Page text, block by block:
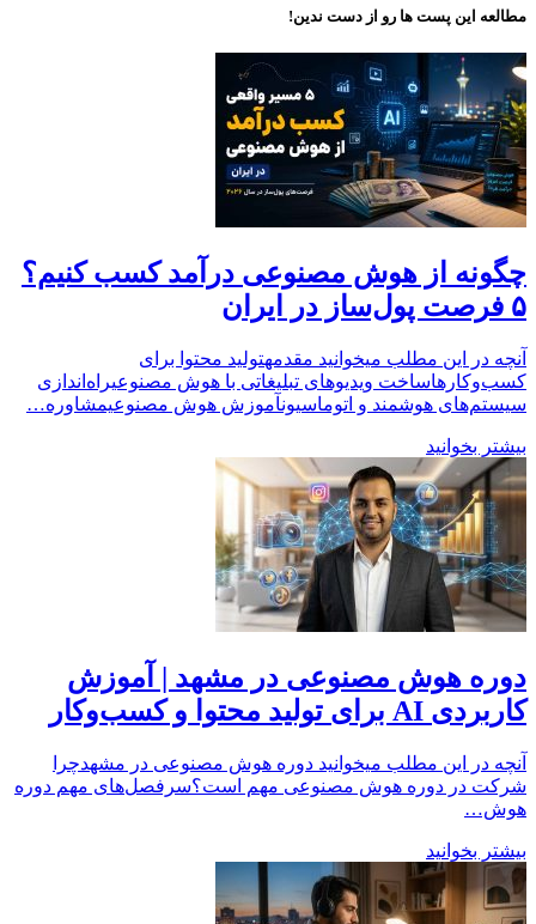
مطالعه این پست ها رو از دست ندین!
چگونه از هوش مصنوعی درآمد کسب کنیم؟
۵ فرصت پول‌ساز در ایران
آنچه در این مطلب میخوانید مقدمهتولید محتوا برای
کسب‌وکارهاساخت ویدیوهای تبلیغاتی با هوش مصنوعیراه‌اندازی
سیستم‌های هوشمند و اتوماسیونآموزش هوش مصنوعیمشاوره…
بیشتر بخوانید
دوره هوش مصنوعی در مشهد | آموزش
کاربردی AI برای تولید محتوا و کسب‌وکار
آنچه در این مطلب میخوانید دوره هوش مصنوعی در مشهدچرا
شرکت در دوره هوش مصنوعی مهم است؟سرفصل‌های مهم دوره
هوش…
بیشتر بخوانید